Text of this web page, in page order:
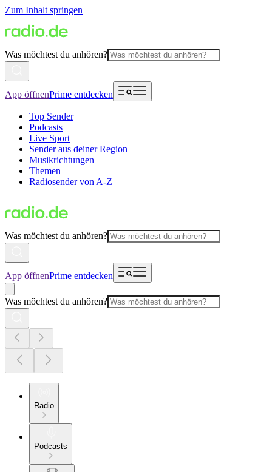
Zum Inhalt springen
Was möchtest du anhören?
App öffnenPrime entdecken
Top Sender
Podcasts
Live Sport
Sender aus deiner Region
Musikrichtungen
Themen
Radiosender von A-Z
Was möchtest du anhören?
App öffnenPrime entdecken
Was möchtest du anhören?
Radio
Podcasts